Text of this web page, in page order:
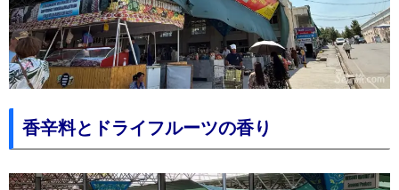
香辛料とドライフルーツの香り